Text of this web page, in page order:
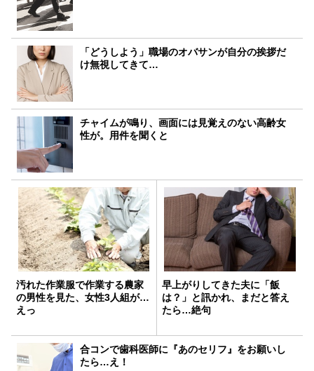
「どうしよう」職場のオバサンが自分の挨拶だ
け無視してきて…
チャイムが鳴り、画面には見覚えのない高齢女
性が。用件を聞くと
汚れた作業服で作業する農家
の男性を見た、女性3人組が…
えっ
早上がりしてきた夫に「飯
は？」と訊かれ、まだと答え
たら…絶句
合コンで歯科医師に『あのセリフ』をお願いし
たら…え！